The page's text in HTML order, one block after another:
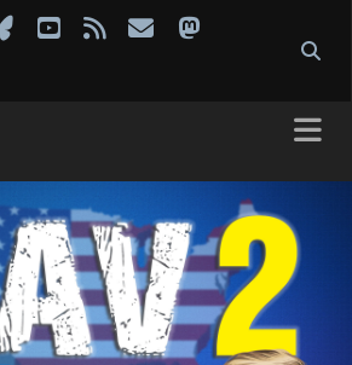
blueskyyoutube
rss emailmastodon